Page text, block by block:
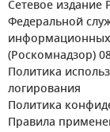
Сетевое издание
Федеральной
(Роскомнадзор)
Политика
логирования
Политика
Правила